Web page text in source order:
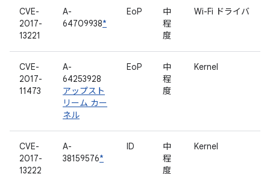
CVE-
2017-
13221
A-
64709938*
EoP
中
程
度
Wi-Fi ドライバ
CVE-
2017-
11473
A-
64253928
アップスト
リーム カー
ネル
EoP
中
程
度
Kernel
CVE-
2017-
13222
A-
38159576*
ID
中
程
度
Kernel